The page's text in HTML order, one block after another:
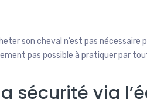
son cheval n’est pas nécessaire
pas possible à pratiquer par
sécurité via